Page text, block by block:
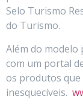
Selo Turismo
do Turismo.
Além do modelo
com um portal
os produtos que
inesquecíveis.